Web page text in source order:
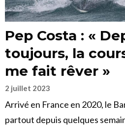
Pep Costa : «
toujours, la
me fait rêver »
2 juillet 2023
Arrivé en France en 2020, le
partout depuis quelques